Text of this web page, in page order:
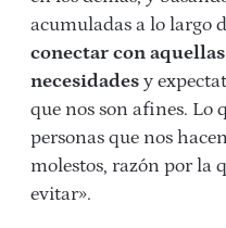
acumuladas a lo largo
conectar con
necesidades y
que nos son afines. Lo
personas que nos
molestos, razón por la
evitar».